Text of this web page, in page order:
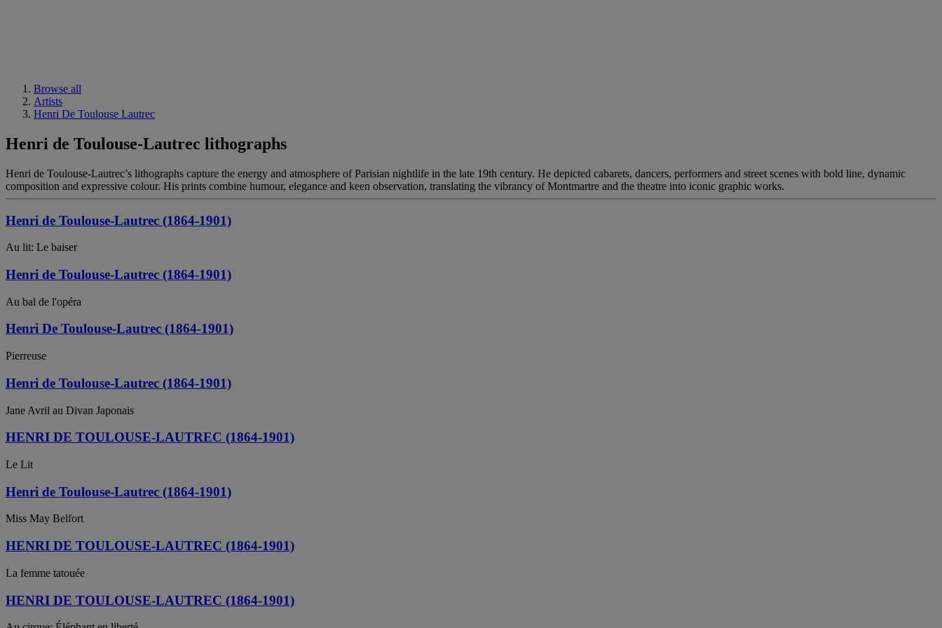
Browse all
Artists
Henri De Toulouse Lautrec
Henri de Toulouse-Lautrec lithographs
Henri de Toulouse-Lautrec’s lithographs capture the energy and atmosphere of Parisian nightlife in the late 19th century. He depicted cabarets, dancers, performers and street scenes with bold line, dynamic
composition and expressive colour. His prints combine humour, elegance and keen observation, translating the vibrancy of Montmartre and the theatre into iconic graphic works.
Henri de Toulouse-Lautrec (1864-1901)
Au lit: Le baiser
Henri de Toulouse-Lautrec (1864-1901)
Au bal de l'opéra
Henri De Toulouse-Lautrec (1864-1901)
Pierreuse
Henri de Toulouse-Lautrec (1864-1901)
Jane Avril au Divan Japonais
HENRI DE TOULOUSE-LAUTREC (1864-1901)
Le Lit
Henri de Toulouse-Lautrec (1864-1901)
Miss May Belfort
HENRI DE TOULOUSE-LAUTREC (1864-1901)
La femme tatouée
HENRI DE TOULOUSE-LAUTREC (1864-1901)